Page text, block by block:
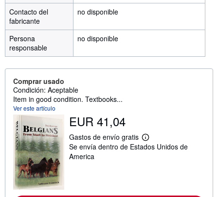
Contacto del
fabricante
no disponible
Persona
responsable
no disponible
Comprar usado
Condición: Aceptable
Item in good condition. Textbooks...
Ver este artículo
EUR 41,04
Gastos de envío gratis
M
á
Se envía dentro de Estados Unidos de
America